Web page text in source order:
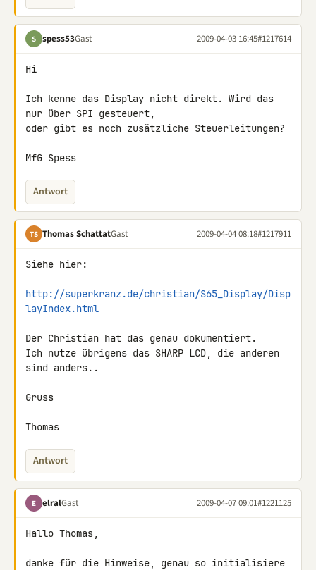
S spess53Gast 2009-04-03 16:45#1217614
Hi
Ich kenne das Display nicht direkt. Wird das
nur über SPI gesteuert,
oder gibt es noch zusätzliche Steuerleitungen?
MfG Spess
Antwort
TS Thomas SchattatGast 2009-04-04 08:18#1217911
Siehe hier:
http://superkranz.de/christian/S65_Display/Disp
layIndex.html
Der Christian hat das genau dokumentiert.
Ich nutze übrigens das SHARP LCD, die anderen
sind anders..
Gruss
Thomas
Antwort
E elralGast 2009-04-07 09:01#1221125
Hallo Thomas,
danke für die Hinweise, genau so initialisiere